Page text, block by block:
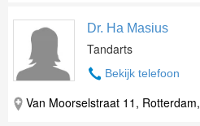
Dr. Ha Masius
Tandarts
Bekijk telefoon
Van Moorselstraat 11,